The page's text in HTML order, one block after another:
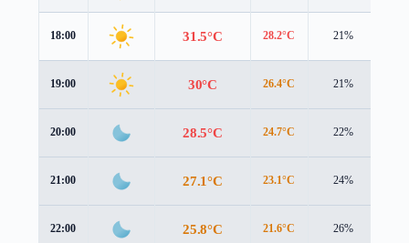
18:00 31.5°C 28.2°C 21%
19:00 30°C 26.4°C 21%
20:00 28.5°C 24.7°C 22%
21:00 27.1°C 23.1°C 24%
22:00 25.8°C 21.6°C 26%